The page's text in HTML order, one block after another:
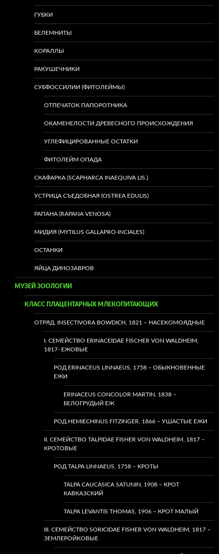
ГУБКИ
БЕЛЕМНИТЫ
КОРАЛЛЫ
РАКУШЕЧНИКИ
СУБФОССИЛИИ (ФИТОЛЕЙМЫ)
ОТПЕЧАТОК ПАПОРОТНИКА
ОКАМЕНЕЛОСТИ ДРЕВЕСНОГО ПРОИСХОЖДЕНИЯ
УГЛЕФИЦИРОВАННЫЕ ОСТАТКИ
ФИТОЛЕЙМ ОПАДА
СКАФАРКА (SCAPHARCA INAEQUIVA LIS.)
УСТРИЦА СЪЕДОБНАЯ (OSTREA EDULIS)
РАПАНА (RAPANA VENOSA)
МИДИЯ (MYTILUS GALLAPRO-INCIALES)
ОСТАНКИ
ЯЙЦА ДИНОЗАВРОВ
МУЗЕЙ ЗООЛОГИИ
КЛАСС ПЛАЦЕНТАРНЫХ МЛЕКОПИТАЮЩИХ
ОТРЯД. INSECTIVORA BOWDICH, 1821 – НАСЕКОМОЯДНЫЕ
I. СЕМЕЙСТВО ERINACEIDAE FISCHER VON WALDHEIM,
1817- ЕЖОВЫЕ
РОД ERINACEUS LINNAEUS, 1758 – ОБЫКНОВЕННЫЕ
ЕЖИ
ERINACEUS CONCOLOR MARTIN, 1838 –
БЕЛОГРУДЫЙ ЕЖ
РОД HEMIECHINUS FITZINGER, 1866 – УШАСТЫЕ ЕЖИ
II. СЕМЕЙСТВО TALPIDAE FISHER VON WALDHEIM, 1817 –
КРОТОВЫЕ
РОД TALPA LINNAEUS, 1758 – КРОТЫ
TALPA CAUCASICA SATUNIN, 1908 – КРОТ
КАВКАЗСКИЙ
TALPA LEVANTIS THOMAS, 1906 – КРОТ МАЛЫЙ
III. СЕМЕЙСТВО SORICIDAE FISHER VON WALDHEIM, 1817 –
ЗЕМЛЕРОЙКОВЫЕ